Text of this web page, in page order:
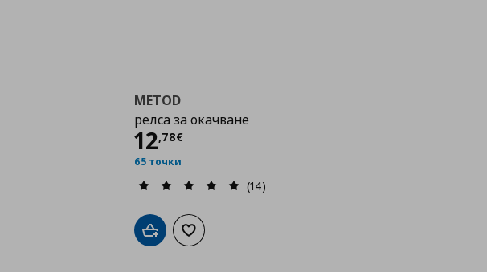
METOD
релса за окачване
12,78€
Цена
65 точки
(14)
Добави в кошницата
Добави към списъка с любими